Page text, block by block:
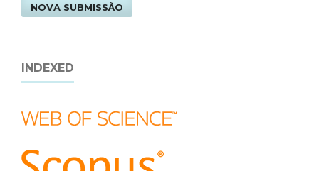
NOVA SUBMISSÃO
INDEXED